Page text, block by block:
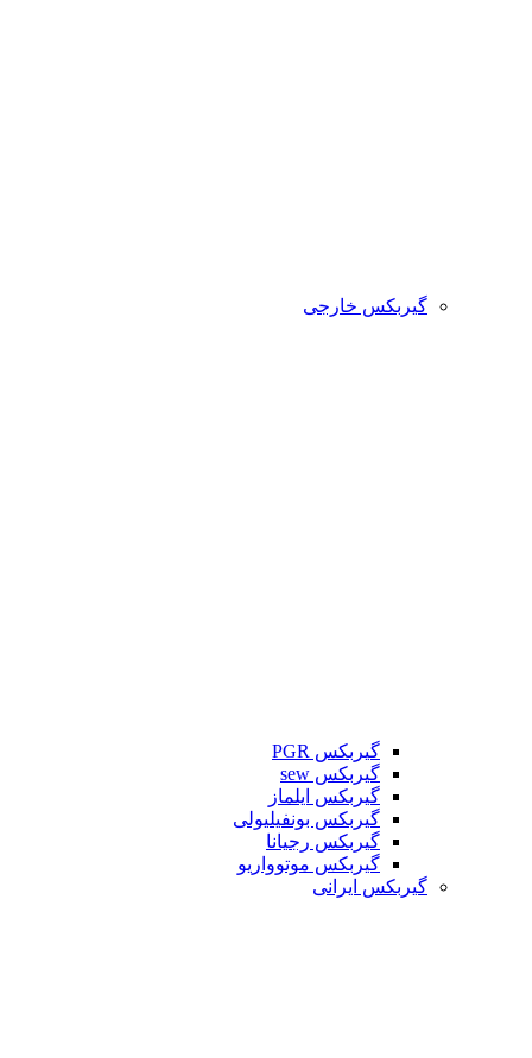
گیربکس خارجی
گیربکس PGR
گیربکس sew
گیربکس ایلماز
گیربکس بونفیلیولی
گیربکس رجیانا
گیربکس موتوواریو
گیربکس ایرانی